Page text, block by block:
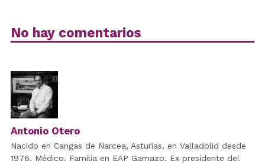
No hay comentarios
Antonio Otero
Nacido en Cangas de Narcea, Asturias, en Valladolid desde
1976. Médico. Familia en EAP Gamazo. Ex presidente del